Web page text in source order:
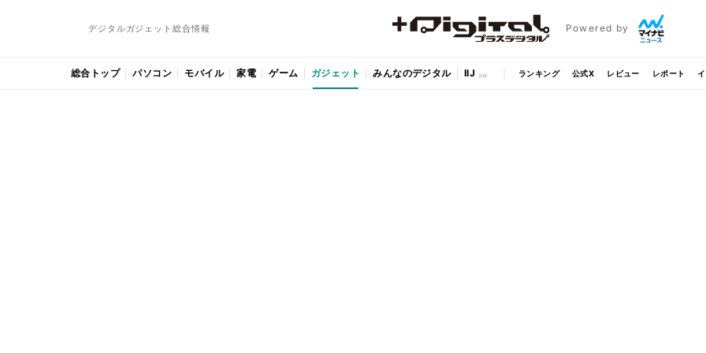
デジタルガジェット総合情報 Powered by
総合トップ パソコン モバイル 家電 ゲーム ガジェット みんなのデジタル IIJ ランキング 公式X レビュー レポート